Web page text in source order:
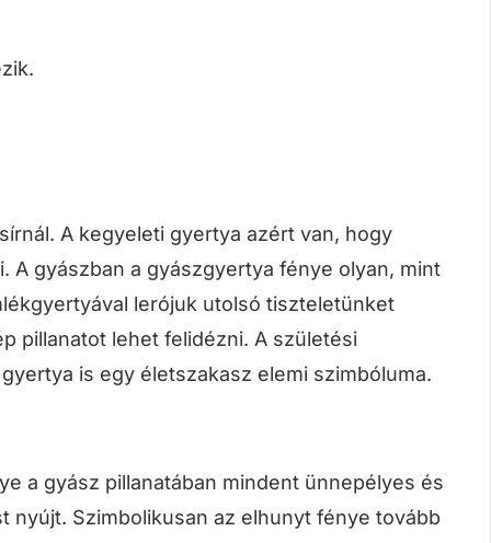
A kegyeleti gyertya azért van, hogy
gyászban a gyászgyertya fénye olyan, mint
lerójuk utolsó tiszteletünket
pillanatot lehet felidézni. A születési
is egy életszakasz elemi szimbóluma.
a gyász pillanatában mindent ünnepélyes és
nyújt. Szimbolikusan az elhunyt fénye tovább